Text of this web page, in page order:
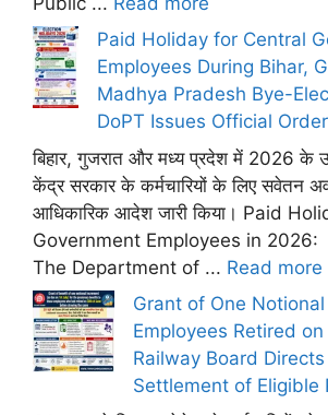
Paid Holiday for Central
Employees During Bihar,
Madhya Pradesh Bye-
DoPT Issues Official Order
बिहार, गुजरात और मध्य प्रदेश में 2026 के
केंद्र सरकार के कर्मचारियों के लिए सवेतन
आधिकारिक आदेश जारी किया। Paid
Government Employees in 2026:
The Department of ... Read more
Grant of One
Employees Retired
Railway Board
Settlement of Eligible